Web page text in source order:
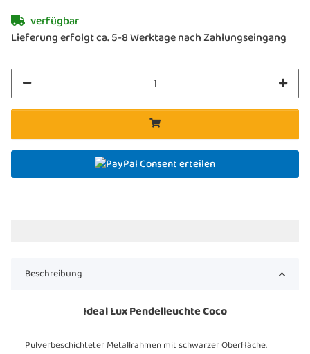
verfügbar
Lieferung erfolgt ca. 5-8 Werktage nach Zahlungseingang
Consent erteilen
Beschreibung
Ideal Lux Pendelleuchte Coco
Pulverbeschichteter Metallrahmen mit schwarzer Oberfläche.